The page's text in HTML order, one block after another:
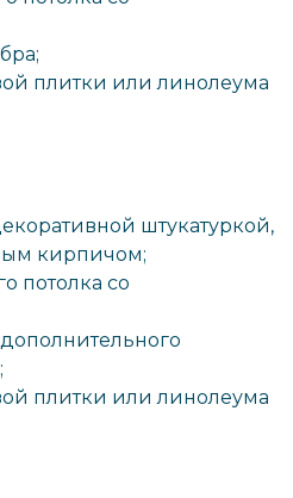
плитки или линолеума
штукатуркой,
кирпичом;
потолка со
дополнительного
плитки или линолеума